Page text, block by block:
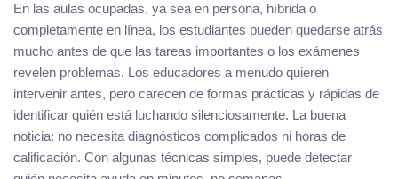
En las aulas ocupadas, ya sea en persona, híbrida o
completamente en línea, los estudiantes pueden quedarse atrás
mucho antes de que las tareas importantes o los exámenes
revelen problemas. Los educadores a menudo quieren
intervenir antes, pero carecen de formas prácticas y rápidas de
identificar quién está luchando silenciosamente. La buena
noticia: no necesita diagnósticos complicados ni horas de
calificación. Con algunas técnicas simples, puede detectar